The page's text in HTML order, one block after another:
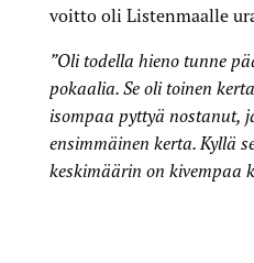
voitto oli Listenmaalle
”Oli todella hieno tunne
pokaalia. Se oli toinen
isompaa pyttyä nostanut,
ensimmäinen kerta. Kyllä
keskimäärin on kivempaa